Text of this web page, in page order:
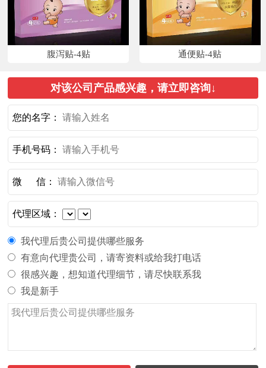
腹泻贴-4贴 通便贴-4贴
对该公司产品感兴趣，请立即咨询↓
您的名字：
手机号码：
微 信：
代理区域：
我代理后贵公司提供哪些服务
有意向代理贵公司，请寄资料或给我打电话
很感兴趣，想知道代理细节，请尽快联系我
我是新手